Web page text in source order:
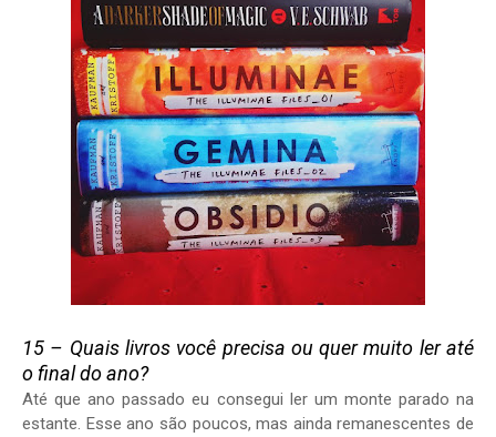
15 – Quais livros você precisa ou quer muito ler até
o final do ano?
Até que ano passado eu consegui ler um monte parado na
estante. Esse ano são poucos, mas ainda remanescentes de